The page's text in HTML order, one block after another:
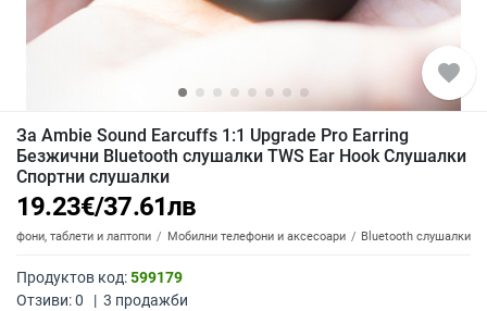
favorite
За Ambie Sound Earcuffs 1:1 Upgrade Pro Earring
Безжични Bluetooth слушалки TWS Ear Hook Слушалки
Спортни слушалки
19.23€/37.61лв
таблети и лаптопи Мобилни телефони и аксесоари Bluetooth слушалки
Продуктов код:599179
Отзиви:0 | 3 продажби